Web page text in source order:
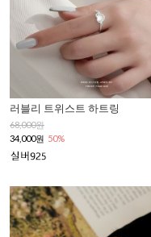
러블리 트위스트 하트링
68,000원
34,000원 50%